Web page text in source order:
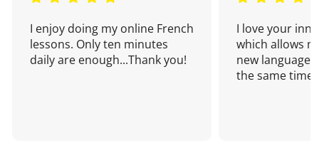
I enjoy doing my online French
lessons. Only ten minutes
daily are enough...Thank you!
I love your
which allows
new language
the same time!